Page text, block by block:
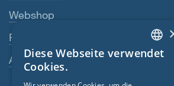
Webshop
Fachhändler
Ansprechperson
ENGLISH
Diese Webseite verwendet
Cookies.